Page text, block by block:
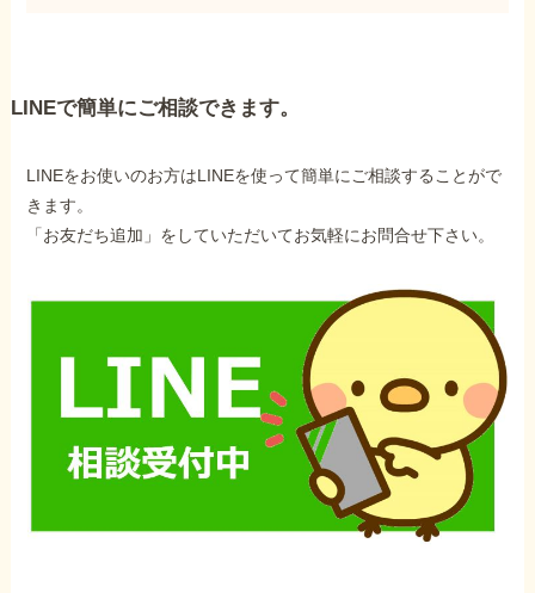
LINEで簡単にご相談できます。
LINEをお使いのお方はLINEを使って簡単にご相談することがで
きます。
「お友だち追加」をしていただいてお気軽にお問合せ下さい。